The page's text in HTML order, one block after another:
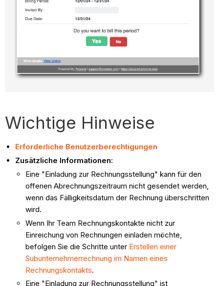
Wichtige Hinweise
Erforderliche Benutzerberechtigungen
Zusätzliche Informationen:
Eine "Einladung zur Rechnungsstellung" kann für den
offenen Abrechnungszeitraum nicht gesendet werden,
wenn das Fälligkeitsdatum der Rechnung überschritten
wird.
Wenn Ihr Team Rechnungskontakte nicht zur
Einreichung von Rechnungen einladen möchte,
befolgen Sie die Schritte unter Erstellen einer
Subunternehmerrechnung im Namen eines
Rechnungskontakts.
Eine "Einladung zur Rechnungsstellung" ist